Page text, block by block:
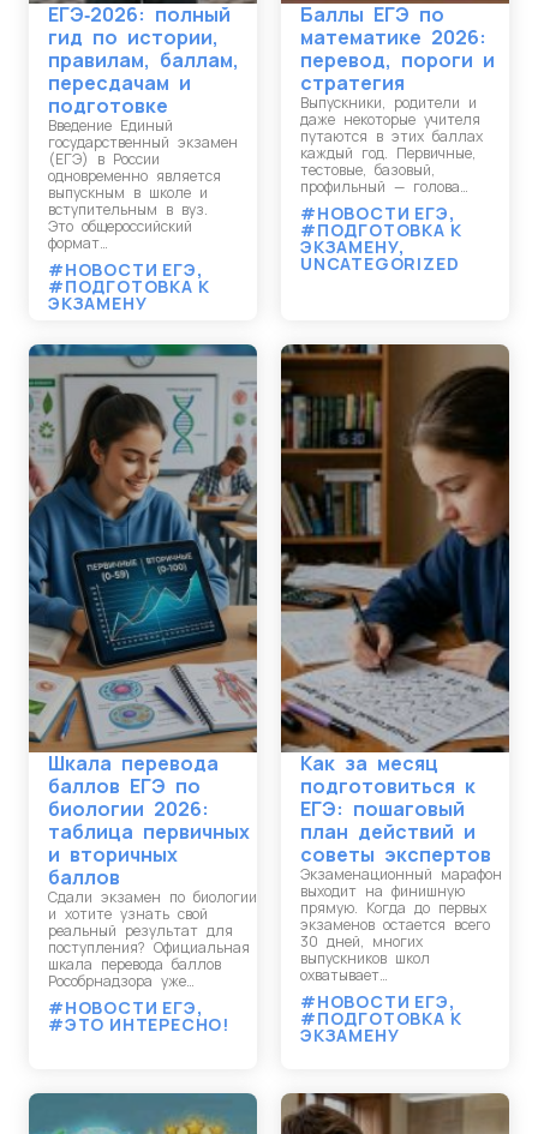
ЕГЭ‑2026: полный
гид по истории,
правилам, баллам,
пересдачам и
подготовке
Введение Единый
государственный экзамен
(ЕГЭ) в России
одновременно является
выпускным в школе и
вступительным в вуз.
Это общероссийский
формат…
#НОВОСТИ ЕГЭ,
#ПОДГОТОВКА К
ЭКЗАМЕНУ
Баллы ЕГЭ по
математике 2026:
перевод, пороги и
стратегия
Выпускники, родители и
даже некоторые учителя
путаются в этих баллах
каждый год. Первичные,
тестовые, базовый,
профильный — голова…
#НОВОСТИ ЕГЭ,
#ПОДГОТОВКА К
ЭКЗАМЕНУ,
UNCATEGORIZED
Шкала перевода
баллов ЕГЭ по
биологии 2026:
таблица первичных
и вторичных
баллов
Сдали экзамен по биологии
и хотите узнать свой
реальный результат для
поступления? Официальная
шкала перевода баллов
Рособрнадзора уже…
#НОВОСТИ ЕГЭ,
#ЭТО ИНТЕРЕСНО!
Как за месяц
подготовиться к
ЕГЭ: пошаговый
план действий и
советы экспертов
Экзаменационный марафон
выходит на финишную
прямую. Когда до первых
экзаменов остается всего
30 дней, многих
выпускников школ
охватывает…
#НОВОСТИ ЕГЭ,
#ПОДГОТОВКА К
ЭКЗАМЕНУ